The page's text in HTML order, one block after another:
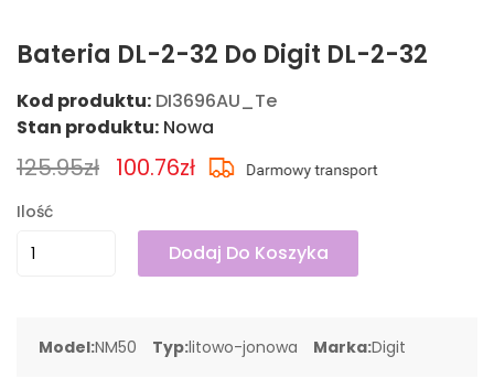
Bateria DL-2-32 Do Digit DL-2-32
Kod produktu: DI3696AU_Te
Stan produktu: Nowa
125.95zł 100.76zł
Ilość
Dodaj Do Koszyka
Model:NM50 Typ:litowo-jonowa Marka:Digit